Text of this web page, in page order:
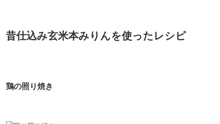
昔仕込み玄米本みりんを使ったレシピ
鶏の照り焼き